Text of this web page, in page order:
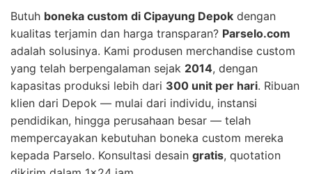
Butuh boneka custom di Cipayung Depok dengan
kualitas terjamin dan harga transparan? Parselo.com
adalah solusinya. Kami produsen merchandise custom
yang telah berpengalaman sejak 2014, dengan
kapasitas produksi lebih dari 300 unit per hari. Ribuan
klien dari Depok — mulai dari individu, instansi
pendidikan, hingga perusahaan besar — telah
mempercayakan kebutuhan boneka custom mereka
kepada Parselo. Konsultasi desain gratis, quotation